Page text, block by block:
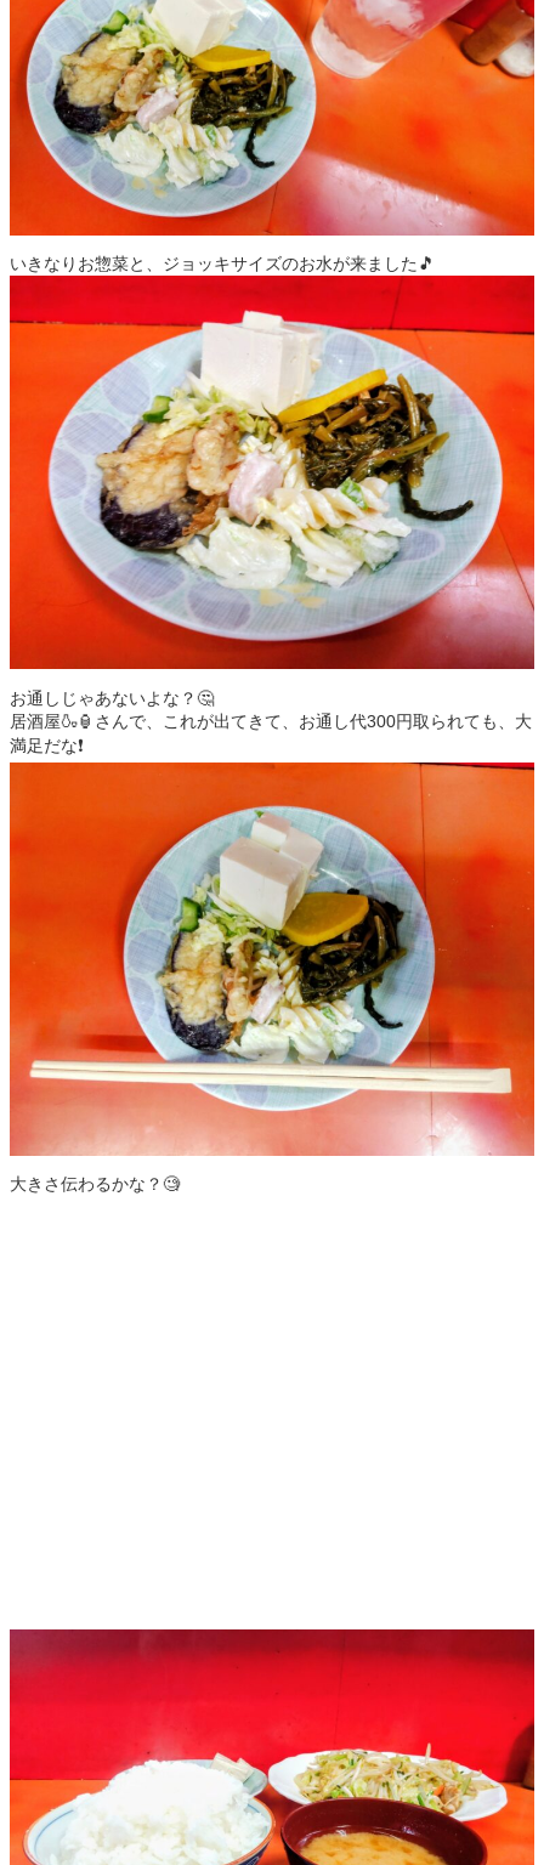
いきなりお惣菜と、ジョッキサイズのお水が来ました🎵
お通しじゃあないよな？🤔
居酒屋🍶🏮さんで、これが出てきて、お通し代300円取られても、大
満足だな❗️
大きさ伝わるかな？🧐